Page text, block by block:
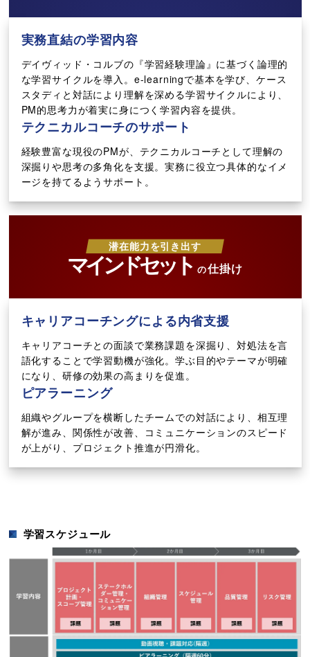
実務直結の学習内容
デイヴィッド・コルブの『学習経験理論』に基づく論理的
な学習サイクルを導入。e-learningで基本を学び、ケース
スタディと対話により理解を深める学習サイクルにより、
PM的思考力が着実に身につく学習内容を提供。
テクニカルコーチのサポート
経験豊富な現役のPMが、テクニカルコーチとして理解の
深掘りや思考の多角化を支援。実務に役立つ具体的なイメ
ージを持てるようサポート。
潜在能力を引き出す
マインドセット の仕掛け
キャリアコーチングによる内省支援
キャリアコーチとの面談で業務課題を深掘り、対処法を言
語化することで学習動機が強化。学ぶ目的やテーマが明確
になり、研修の効果の高まりを促進。
ピアラーニング
組織やグループを横断したチームでの対話により、相互理
解が進み、関係性が改善、コミュニケーションのスピード
が上がり、プロジェクト推進が円滑化。
学習スケジュール